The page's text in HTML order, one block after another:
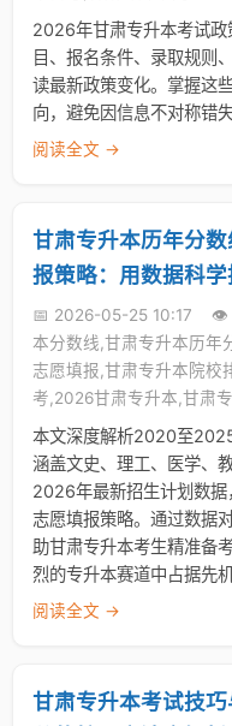
2026年甘肃专升本考试
目、报名条件、录取规则
读最新政策变化。掌握这
向，避免因信息不对称错
阅读全文 →
甘肃专升本历年分
报策略：用数据科
📅 2026-05-25 10:17 👁️
本分数线,甘肃专升本历年
志愿填报,甘肃专升本院校
考,2026甘肃专升本,甘肃
本文深度解析2020至
涵盖文史、理工、医学、
2026年最新招生计划数
志愿填报策略。通过数据
助甘肃专升本考生精准备
烈的专升本赛道中占据先机
阅读全文 →
甘肃专升本考试技